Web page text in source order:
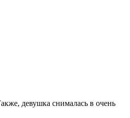
девушка снималась в очень